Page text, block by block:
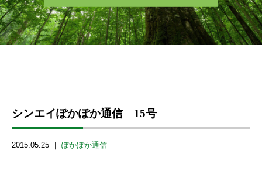
シンエイぽかぽか通信 15号
2015.05.25 ｜ ぽかぽか通信